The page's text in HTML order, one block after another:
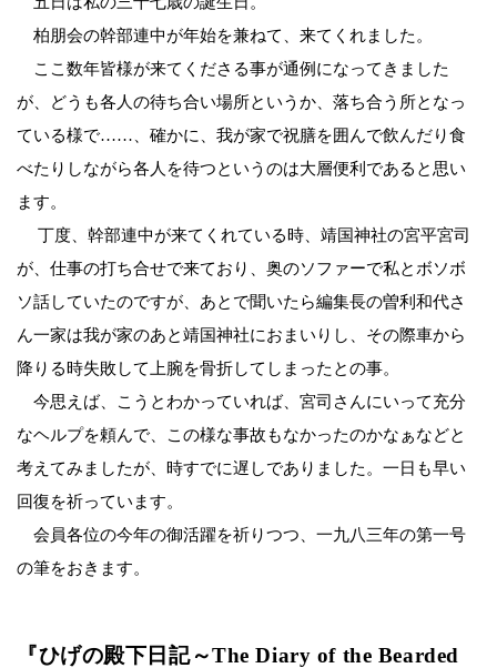
柏朋会の幹部連中が年始を兼ねて、来てくれました。
ここ数年皆様が来てくださる事が通例になってきました
が、どうも各人の待ち合い場所というか、落ち合う所となっ
ている様で……、確かに、我が家で祝膳を囲んで飲んだり食
べたりしながら各人を待つというのは大層便利であると思い
ます。
丁度、幹部連中が来てくれている時、靖国神社の宮平宮司
が、仕事の打ち合せで来ており、奥のソファーで私とボソボ
ソ話していたのですが、あとで聞いたら編集長の曽利和代さ
ん一家は我が家のあと靖国神社におまいりし、その際車から
降りる時失敗して上腕を骨折してしまったとの事。
今思えば、こうとわかっていれば、宮司さんにいって充分
なヘルプを頼んで、この様な事故もなかったのかなぁなどと
考えてみましたが、時すでに遅しでありました。一日も早い
回復を祈っています。
会員各位の今年の御活躍を祈りつつ、一九八三年の第一号
の筆をおきます。
『ひげの殿下日記～The Diary of the Bearded